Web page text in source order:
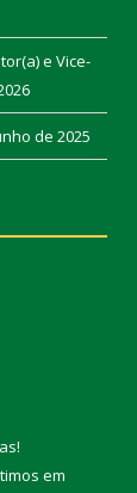
e Vice-
de 2025
!
em